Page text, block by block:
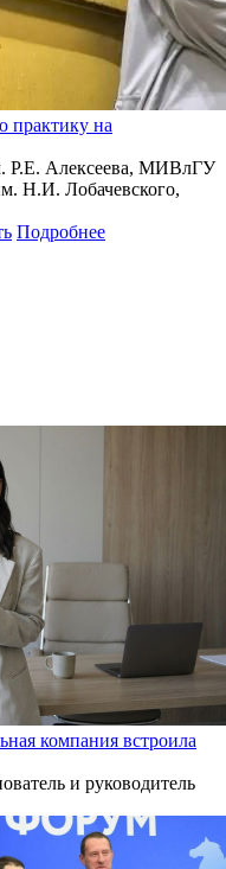
практику на
Р.Е. Алексеева, МИВлГУ
Н.И. Лобачевского,
Подробнее
компания встроила
и руководитель